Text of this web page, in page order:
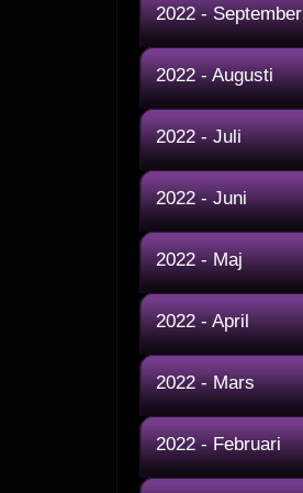
2022 - September
2022 - Augusti
2022 - Juli
2022 - Juni
2022 - Maj
2022 - April
2022 - Mars
2022 - Februari